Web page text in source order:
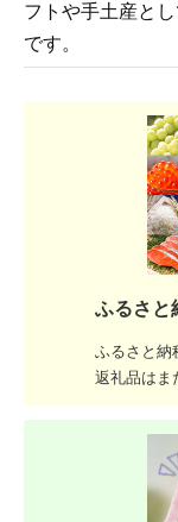
フトや手土産と
です。
ふるさと
ふるさと納
返礼品はま